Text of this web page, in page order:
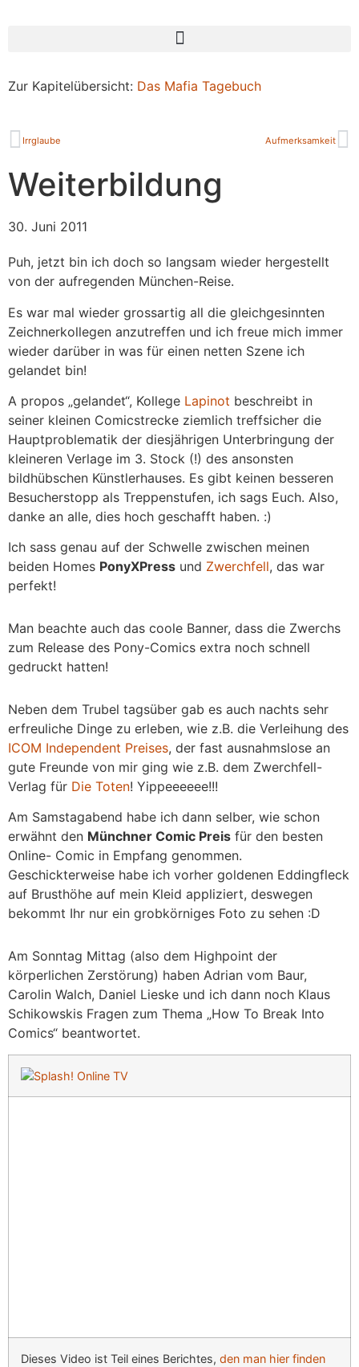
Zur Kapitelübersicht: Das Mafia Tagebuch
Irrglaube Aufmerksamkeit
Weiterbildung
30. Juni 2011
Puh, jetzt bin ich doch so langsam wieder hergestellt
von der aufregenden München-Reise.
Es war mal wieder grossartig all die gleichgesinnten
Zeichnerkollegen anzutreffen und ich freue mich immer
wieder darüber in was für einen netten Szene ich
gelandet bin!
A propos „gelandet“, Kollege Lapinot beschreibt in
seiner kleinen Comicstrecke ziemlich treffsicher die
Hauptproblematik der diesjährigen Unterbringung der
kleineren Verlage im 3. Stock (!) des ansonsten
bildhübschen Künstlerhauses. Es gibt keinen besseren
Besucherstopp als Treppenstufen, ich sags Euch. Also,
danke an alle, dies hoch geschafft haben. :)
Ich sass genau auf der Schwelle zwischen meinen
beiden Homes PonyXPress und Zwerchfell, das war
perfekt!
Man beachte auch das coole Banner, dass die Zwerchs
zum Release des Pony-Comics extra noch schnell
gedruckt hatten!
Neben dem Trubel tagsüber gab es auch nachts sehr
erfreuliche Dinge zu erleben, wie z.B. die Verleihung des
ICOM Independent Preises, der fast ausnahmslose an
gute Freunde von mir ging wie z.B. dem Zwerchfell-
Verlag für Die Toten! Yippeeeeee!!!
Am Samstagabend habe ich dann selber, wie schon
erwähnt den Münchner Comic Preis für den besten
Online- Comic in Empfang genommen.
Geschickterweise habe ich vorher goldenen Eddingfleck
auf Brusthöhe auf mein Kleid appliziert, deswegen
bekommt Ihr nur ein grobkörniges Foto zu sehen :D
Am Sonntag Mittag (also dem Highpoint der
körperlichen Zerstörung) haben Adrian vom Baur,
Carolin Walch, Daniel Lieske und ich dann noch Klaus
Schikowskis Fragen zum Thema „How To Break Into
Comics“ beantwortet.
Dieses Video ist Teil eines Berichtes, den man hier finden